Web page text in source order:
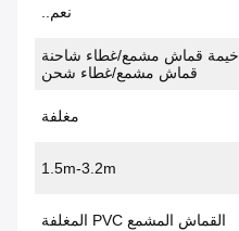
نعم..
خيمة قماش مشمع/غطاء شاحنة
قماش مشمع/غطاء شحن
مغلفة
1.5m-3.2m
القماش المشمع PVC المغلفة